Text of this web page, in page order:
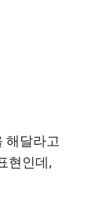
해달라고
현인데,